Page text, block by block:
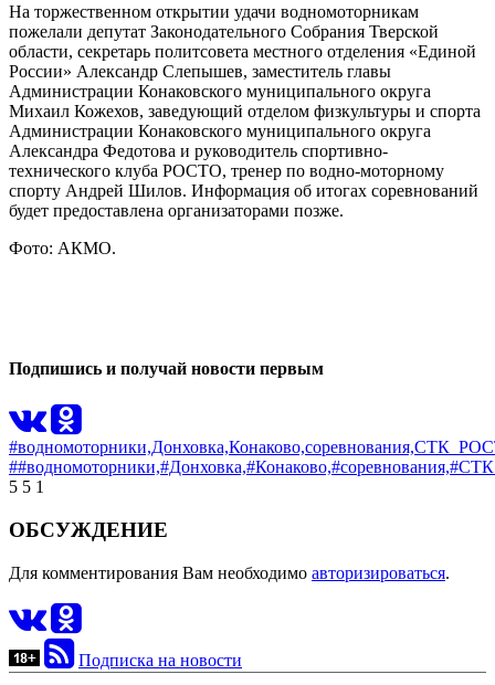
На торжественном открытии удачи водномоторникам
пожелали депутат Законодательного Собрания Тверской
области, секретарь политсовета местного отделения «Единой
России» Александр Слепышев, заместитель главы
Администрации Конаковского муниципального округа
Михаил Кожехов, заведующий отделом физкультуры и спорта
Администрации Конаковского муниципального округа
Александра Федотова и руководитель спортивно-
технического клуба РОСТО, тренер по водно-моторному
спорту Андрей Шилов. Информация об итогах соревнований
будет предоставлена организаторами позже.
Фото: АКМО.
Подпишись и получай новости первым
#водномоторники,Донховка,Конаково,соревнования,
##водномоторники,#Донховка,#Конаково,#соревнования,
5 5 1
ОБСУЖДЕНИЕ
Для комментирования Вам необходимо авторизироваться.
Подписка на новости